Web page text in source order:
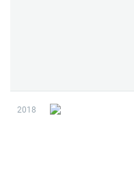
2018